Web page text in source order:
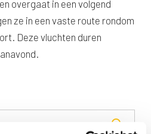
overgaat in een volgend
ze in een vaste route rondom
Deze vluchten duren